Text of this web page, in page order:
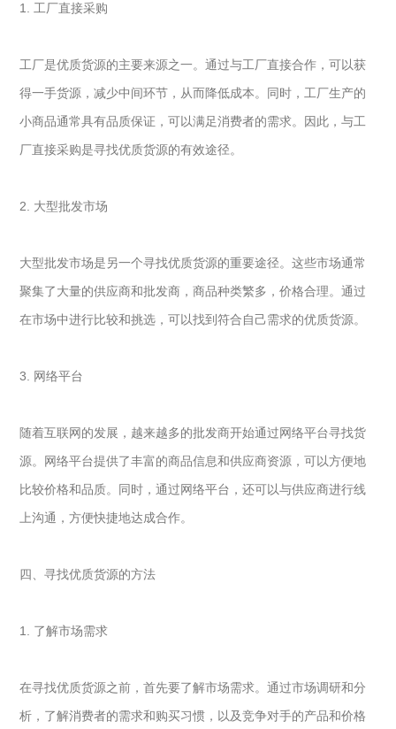
1. 工厂直接采购
工厂是优质货源的主要来源之一。通过与工厂直接合作，可以获
得一手货源，减少中间环节，从而降低成本。同时，工厂生产的
小商品通常具有品质保证，可以满足消费者的需求。因此，与工
厂直接采购是寻找优质货源的有效途径。
2. 大型批发市场
大型批发市场是另一个寻找优质货源的重要途径。这些市场通常
聚集了大量的供应商和批发商，商品种类繁多，价格合理。通过
在市场中进行比较和挑选，可以找到符合自己需求的优质货源。
3. 网络平台
随着互联网的发展，越来越多的批发商开始通过网络平台寻找货
源。网络平台提供了丰富的商品信息和供应商资源，可以方便地
比较价格和品质。同时，通过网络平台，还可以与供应商进行线
上沟通，方便快捷地达成合作。
四、寻找优质货源的方法
1. 了解市场需求
在寻找优质货源之前，首先要了解市场需求。通过市场调研和分
析，了解消费者的需求和购买习惯，以及竞争对手的产品和价格